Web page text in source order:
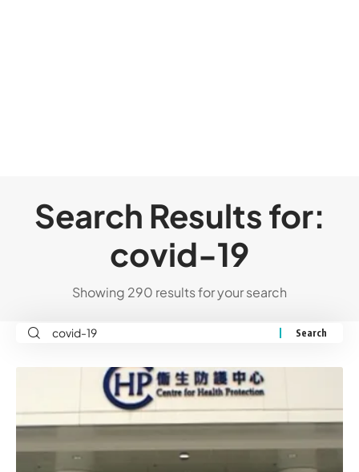
Search Results for:
covid-19
Showing 290 results for your search